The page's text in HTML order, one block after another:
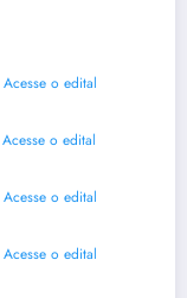
Acesse o edital
Acesse o edital
Acesse o edital
Acesse o edital